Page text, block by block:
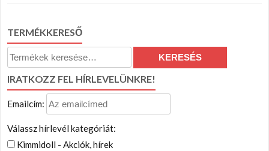
TERMÉKKERESŐ
Keresés
a
következőre:
KERESÉS
IRATKOZZ FEL HÍRLEVELÜNKRE!
Emailcím:
Válassz hírlevél kategóriát:
Kimmidoll - Akciók, hírek